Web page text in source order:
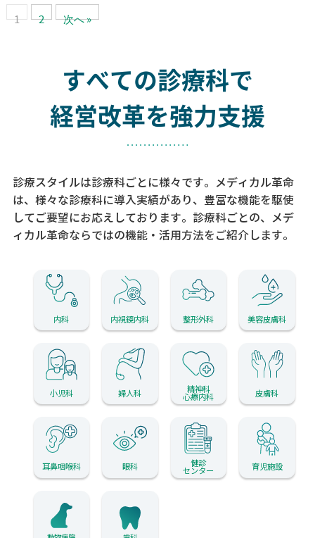
1 2 次へ »
すべての診療科で
経営改革を強力支援
診療スタイルは診療科ごとに様々です。メディカル革命
は、様々な診療科に導入実績があり、 豊富な機能を駆使
してご要望にお応えしております。 診療科ごとの、メデ
ィカル革命ならではの機能・活用方法をご紹介します。
内科 内視鏡内科 整形外科 美容皮膚科
小児科 婦人科 精神科
心療内科 皮膚科
耳鼻咽喉科 眼科 健診
センター 育児施設